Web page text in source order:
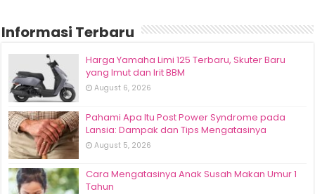
Informasi Terbaru
Harga Yamaha Limi 125 Terbaru, Skuter Baru
yang Imut dan Irit BBM
August 6, 2026
Pahami Apa Itu Post Power Syndrome pada
Lansia: Dampak dan Tips Mengatasinya
August 5, 2026
Cara Mengatasinya Anak Susah Makan Umur 1
Tahun